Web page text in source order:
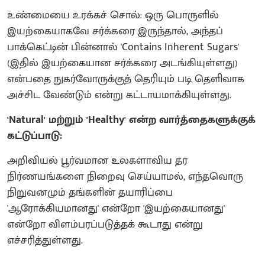
உண்மையை உரக்கச் சொல்: ஒரு பொருளில்
இயற்கையாகவே சர்க்கரை இருந்தால், அந்தப்
பாக்கெட்டின் பின்னால் 'Contains Inherent Sugars'
(இதில் இயற்கையான சர்க்கரை அடங்கியுள்ளது)
என்பதை நுகர்வோருக்குத் தெரியும் படி தெளிவாக
அச்சிட வேண்டும் என்று கட்டாயமாக்கியுள்ளது.
'Natural' மற்றும் 'Healthy' என்ற வார்த்தைகளுக்குக்
கட்டுப்பாடு:
அறிவியல் பூர்வமான உலகளாவிய தர
நிர்ணயங்களை நிறைவு செய்யாமல், எந்தவொரு
நிறுவனமும் தங்களின் தயாரிப்பை
'ஆரோக்கியமானது' என்றோ 'இயற்கையானது'
என்றோ விளம்பரப்படுத்தக் கூடாது என்று
எச்சரித்துள்ளது.